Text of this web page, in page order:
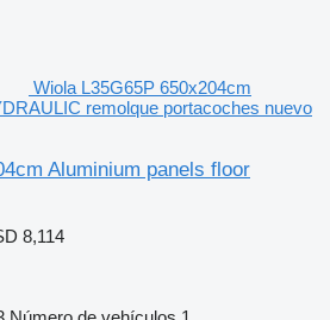
Wiola L35G65P 650x204cm
remolque portacoches nuevo
Aluminium panels floor
8,114